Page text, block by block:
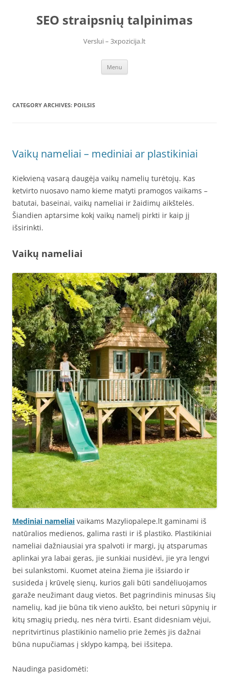
contentSEO straipsnių talpinimas
Verslui – 3xpozicija.lt
Menu
CATEGORY ARCHIVES: POILSIS
Vaikų nameliai – mediniai ar plastikiniai
Kiekvieną vasarą daugėja vaikų namelių turėtojų. Kas
ketvirto nuosavo namo kieme matyti pramogos vaikams –
batutai, baseinai, vaikų nameliai ir žaidimų aikštelės.
Šiandien aptarsime kokį vaikų namelį pirkti ir kaip jį
išsirinkti.
Vaikų nameliai
Mediniai nameliai vaikams Mazyliopalepe.lt gaminami iš
natūralios medienos, galima rasti ir iš plastiko. Plastikiniai
nameliai dažniausiai yra spalvoti ir margi, jų atsparumas
aplinkai yra labai geras, jie sunkiai nusidėvi, jie yra lengvi
bei sulankstomi. Kuomet ateina žiema jie išsiardo ir
susideda į krūvelę sienų, kurios gali būti sandėliuojamos
garaže neužimant daug vietos. Bet pagrindinis minusas šių
namelių, kad jie būna tik vieno aukšto, bei neturi sūpynių ir
kitų smagių priedų, nes nėra tvirti. Esant didesniam vėjui,
nepritvirtinus plastikinio namelio prie žemės jis dažnai
būna nupučiamas į sklypo kampą, bei išsitepa.
Naudinga pasidomėti: